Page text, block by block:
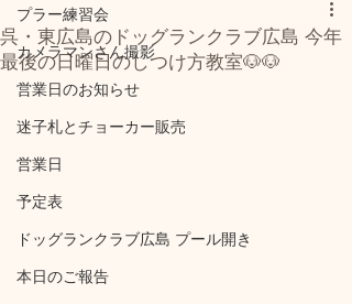
プラー練習会
カメラマンさん撮影
営業日のお知らせ
迷子札とチョーカー販売
営業日
予定表
ドッグランクラブ広島 プール開き
本日のご報告
呉・東広島のドッグランクラブ広島 今年
最後の日曜日のしつけ方教室🐶🐶